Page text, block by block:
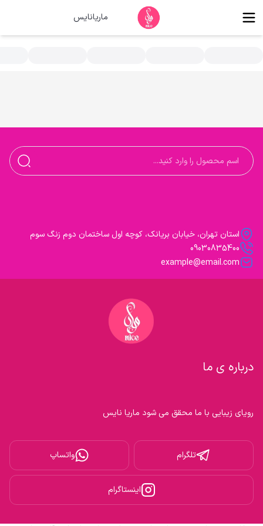
ماریانایس
درباره ی ما
رویای زیبایی با ما محقق می شود ماریا نایس
تلگرام واتساپ
اینستاگرام
استان تهران، خیابان بریانک، کوچه اول ساختمان دوم زنگ سوم
09030835400
example@email.com